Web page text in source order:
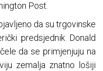
Post.
da su trgovinske
predsjednik Donald
da se primjenjuju na
zemalja znatno lošiji